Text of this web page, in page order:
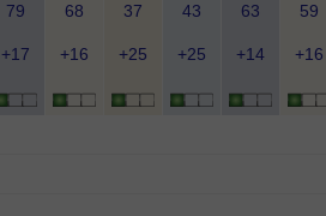
79 68 37 43 63 59
+17 +16 +25 +25 +14 +16